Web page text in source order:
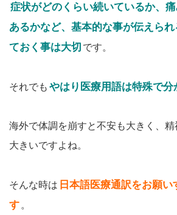
症状がどのくらい続いているか、
あるかなど、基本的な事が伝えら
ておく事は大切 です。
それでも やはり医療用語は特殊で分
海外で体調を崩すと不安も大きく、
大きいですよね。
そんな時は 日本語医療通訳をお願い
す 。